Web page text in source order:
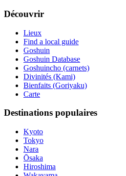
Découvrir
Lieux
Find a local guide
Goshuin
Goshuin Database
Goshuincho (carnets)
Divinités (Kami)
Bienfaits (Goriyaku)
Carte
Destinations populaires
Kyoto
Tokyo
Nara
Ōsaka
Hiroshima